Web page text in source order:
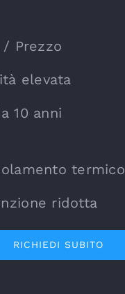
/ Prezzo
elevata
10 anni
termico
ridotta
RICHIEDI SUBITO